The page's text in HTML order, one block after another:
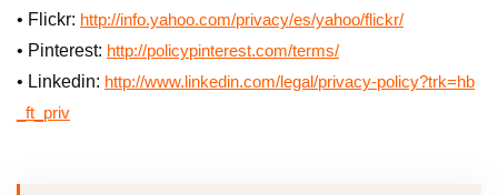
• Flickr: http://info.yahoo.com/privacy/es/yahoo/flickr/
• Pinterest: http://policypinterest.com/terms/
• Linkedin: http://www.linkedin.com/legal/privacy-policy?trk=hb
_ft_priv